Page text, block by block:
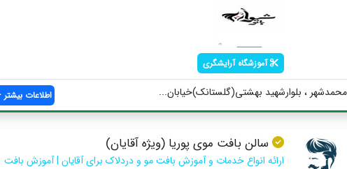
آموزشگاه آرایشگری
محمدشهر ، بلوارشهید بهشتی(گلستانک)خیابان... اطلاعات بیشتر
سالن بافت موی پوریا (ویژه آقایان)
ارائه انواع خدمات و آموزش بافت مو و دردلاک برای آقایان | آموزش بافت